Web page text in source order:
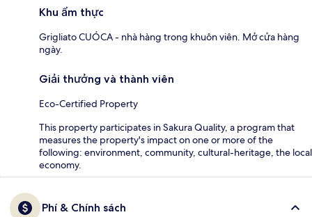
Khu ẩm thực
Grigliato CUÓCA - nhà hàng trong khuôn viên. Mở cửa hàng
ngày.
Giải thưởng và thành viên
Eco-Certified Property
This property participates in Sakura Quality, a program that
measures the property's impact on one or more of the
following: environment, community, cultural-heritage, the local
economy.
Phí & Chính sách